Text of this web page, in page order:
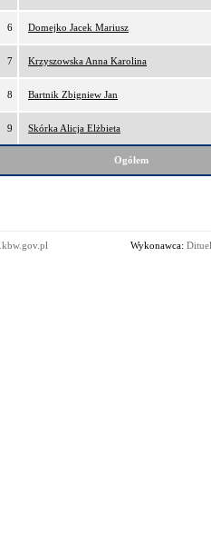
6 Domejko Jacek Mariusz
7 Krzyszowska Anna Karolina
8 Bartnik Zbigniew Jan
9 Skórka Alicja Elżbieta
Ogółem
Wykonawca: